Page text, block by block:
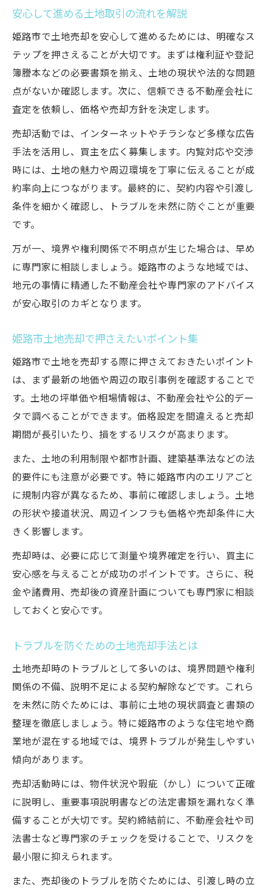
最新データでわかる土地価格の動向
専門家が見る姫路市土地売却の特徴
地価の変動が売却に与える影響とは
手続きをスムーズに進める実践的ポイント
安心して任せられる土地取引の準備とは
土地売却時の書類手配とチェックポイント
専門家活用で手続きを短縮するコツ
安心して進める土地取引の流れを解説
姫路市で土地売却を安心して進めるためには、明確なス
テップを押さえることが大切です。まずは権利証や登記
簿謄本などの必要書類を揃え、土地の現状や法的な問題
点がないか確認します。次に、信頼できる不動産会社に
査定を依頼し、価格や売却方針を決定します。
売却活動では、インターネットやチラシなど多様な広告
手法を活用し、買主を広く募集します。内覧対応や交渉
時には、土地の魅力や周辺環境を丁寧に伝えることが成
約率向上につながります。最終的に、契約内容や引渡し
条件を細かく確認し、トラブルを未然に防ぐことが重要
です。
万が一、境界や権利関係で不明点が生じた場合は、早め
に専門家に相談しましょう。姫路市のような地域では、
地元の事情に精通した不動産会社や専門家のアドバイス
が安心取引のカギとなります。
姫路市土地売却で押さえたいポイント集
姫路市で土地を売却する際に押さえておきたいポイント
は、まず最新の地価や周辺の取引事例を確認することで
す。土地の坪単価や相場情報は、不動産会社や公的デー
タで調べることができます。価格設定を間違えると売却
期間が長引いたり、損をするリスクが高まります。
また、土地の利用制限や都市計画、建築基準法などの法
的要件にも注意が必要です。特に姫路市内のエリアごと
に規制内容が異なるため、事前に確認しましょう。土地
の形状や接道状況、周辺インフラも価格や売却条件に大
きく影響します。
売却時は、必要に応じて測量や境界確定を行い、買主に
安心感を与えることが成功のポイントです。さらに、税
金や諸費用、売却後の資産計画についても専門家に相談
しておくと安心です。
トラブルを防ぐための土地売却手法とは
土地売却時のトラブルとして多いのは、境界問題や権利
関係の不備、説明不足による契約解除などです。これら
を未然に防ぐためには、事前に土地の現状調査と書類の
整理を徹底しましょう。特に姫路市のような住宅地や商
業地が混在する地域では、境界トラブルが発生しやすい
傾向があります。
売却活動時には、物件状況や瑕疵（かし）について正確
に説明し、重要事項説明書などの法定書類を漏れなく準
備することが大切です。契約締結前に、不動産会社や司
法書士など専門家のチェックを受けることで、リスクを
最小限に抑えられます。
また、売却後のトラブルを防ぐためには、引渡し時の立